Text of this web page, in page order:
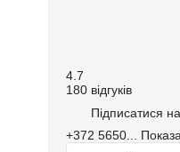
4.7
180 відгуків
Підписатися
+372 5650...